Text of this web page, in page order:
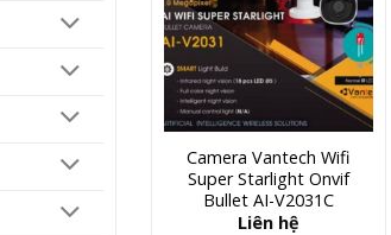
Camera Vantech Wifi
Super Starlight Onvif
Bullet AI-V2031C
Liên hệ